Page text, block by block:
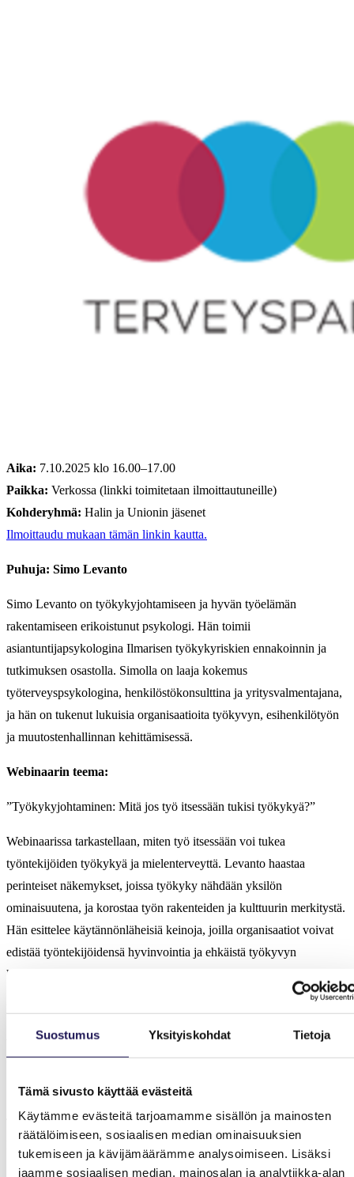
Suostumus Yksityiskohdat Tietoja
Tämä sivusto käyttää evästeitä
Käytämme evästeitä tarjoamamme sisällön ja mainosten
räätälöimiseen, sosiaalisen median ominaisuuksien
tukemiseen ja kävijämäärämme analysoimiseen. Lisäksi
jaamme sosiaalisen median, mainosalan ja analytiikka-alan
Aika: 7.10.2025 klo 16.00–17.00
Paikka: Verkossa (linkki toimitetaan ilmoittautuneille)
Kohderyhmä: Halin ja Unionin jäsenet
Ilmoittaudu mukaan tämän linkin kautta.
Puhuja: Simo Levanto
Simo Levanto on työkykyjohtamiseen ja hyvän työelämän
rakentamiseen erikoistunut psykologi. Hän toimii
asiantuntijapsykologina Ilmarisen työkykyriskien ennakoinnin ja
tutkimuksen osastolla. Simolla on laaja kokemus
työterveyspsykologina, henkilöstökonsulttina ja yritysvalmentajana,
ja hän on tukenut lukuisia organisaatioita työkyvyn, esihenkilötyön
ja muutostenhallinnan kehittämisessä.
Webinaarin teema:
”Työkykyjohtaminen: Mitä jos työ itsessään tukisi työkykyä?”
Webinaarissa tarkastellaan, miten työ itsessään voi tukea
työntekijöiden työkykyä ja mielenterveyttä. Levanto haastaa
perinteiset näkemykset, joissa työkyky nähdään yksilön
ominaisuutena, ja korostaa työn rakenteiden ja kulttuurin merkitystä.
Hän esittelee käytännönläheisiä keinoja, joilla organisaatiot voivat
edistää työntekijöidensä hyvinvointia ja ehkäistä työkyvyn
heikkenemistä.
Webinaari on maksuton ja tarkoitettu Halin ja Terveyspalvelualan
5.10.2025tämän linkin kautta.
Tule kuulemaan, miten työ voi olla voimavara eikä pelkkä